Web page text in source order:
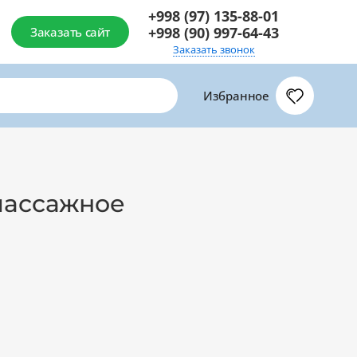
Заказать сайт
+998 (97) 135-88-01
+998 (90) 997-64-43
Заказать звонок
Избранное